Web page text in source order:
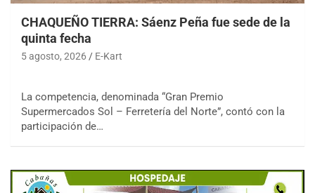
CHAQUEÑO TIERRA: Sáenz Peña fue sede de la
quinta fecha
5 agosto, 2026 E-Kart
La competencia, denominada “Gran Premio
Supermercados Sol – Ferretería del Norte”, contó con la
participación de…